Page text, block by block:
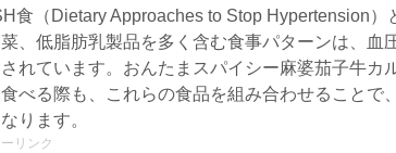
食（Dietary Approaches to Stop Hypertension）
、低脂肪乳製品を多く含む食事パターンは、血
れています。おんたまスパイシー麻婆茄子牛カ
べる際も、これらの食品を組み合わせることで
ります。
リンク